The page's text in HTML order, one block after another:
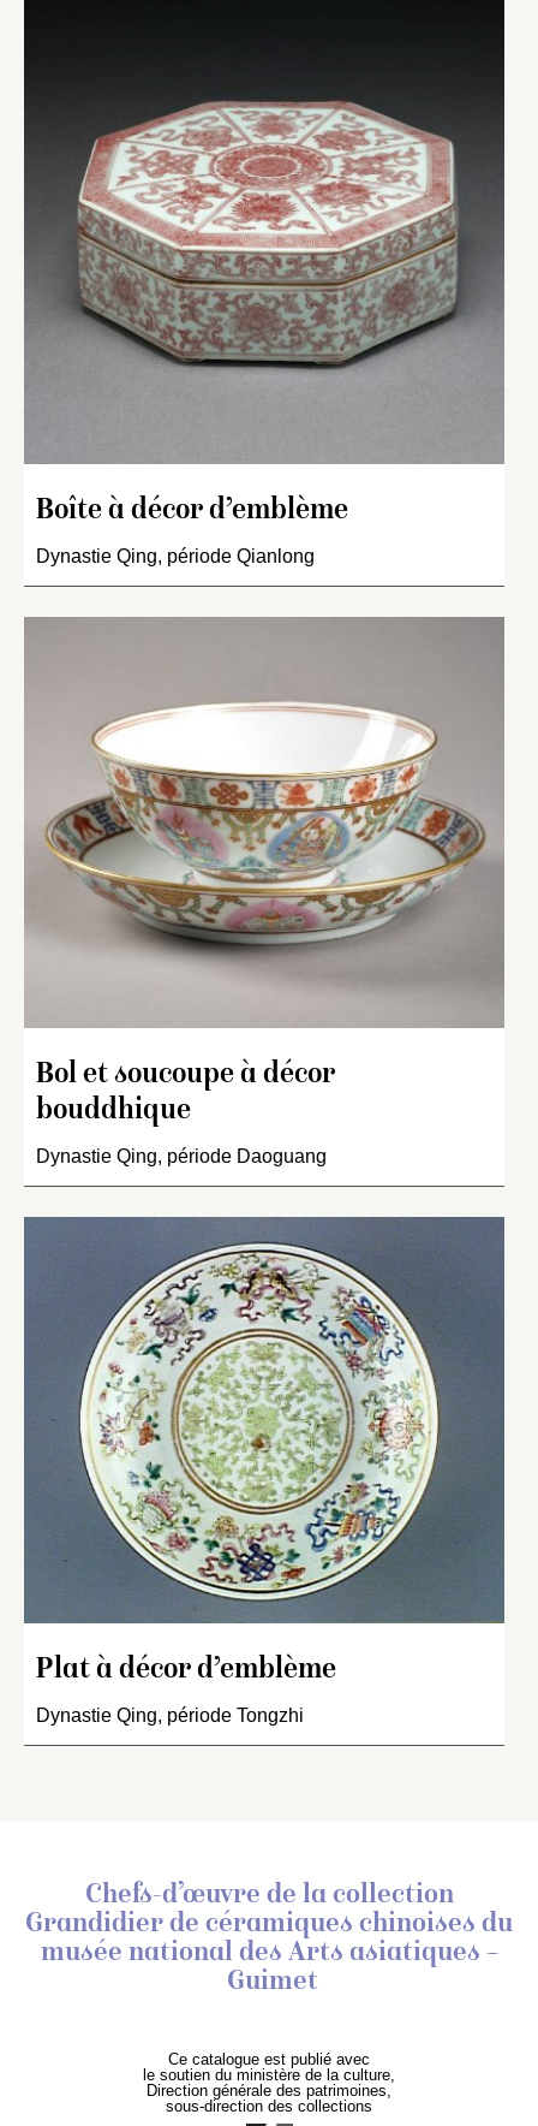
Boîte à décor d’emblème
Dynastie Qing, période Qianlong
Bol et soucoupe à décor
bouddhique
Dynastie Qing, période Daoguang
Plat à décor d’emblème
Dynastie Qing, période Tongzhi
Chefs-d’œuvre de la collection
Grandidier de céramiques chinoises du
musée national des Arts asiatiques –
Guimet
Ce catalogue est publié avec
le soutien du ministère de la culture,
Direction générale des patrimoines,
sous-direction des collections